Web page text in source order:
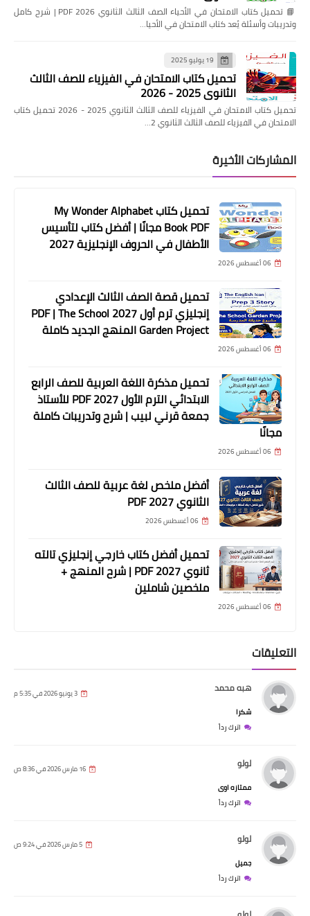
📘 تحميل كتاب الامتحان في الأحياء الصف الثالث الثانوي 2026 PDF | شرح كامل
وتدريبات وأسئلة يُعد كتاب الامتحان في الأحيا…
19 يوليو 2025
تحميل كتاب الامتحان في الفيزياء للصف الثالث
الثانوي 2025 - 2026
تحميل كتاب الامتحان في الفيزياء للصف الثالث الثانوي 2025 - 2026 تحميل كتاب
الامتحان في الفيزياء للصف الثالث الثانوي 2…
المشاركات الأخيرة
تحميل كتاب My Wonder Alphabet
Book PDF مجانًا | أفضل كتاب لتأسيس
الأطفال في الحروف الإنجليزية 2027
06 أغسطس 2026
تحميل قصة الصف الثالث الإعدادي
إنجليزي ترم أول 2027 PDF | The School
Garden Project المنهج الجديد كاملة
06 أغسطس 2026
تحميل مذكرة اللغة العربية للصف الرابع
الابتدائي الترم الأول 2027 PDF للأستاذ
جمعة قرني لبيب | شرح وتدريبات كاملة
مجانًا
06 أغسطس 2026
أفضل ملخص لغة عربية للصف الثالث
الثانوي 2027 PDF
06 أغسطس 2026
تحميل أفضل كتاب خارجي إنجليزي تالته
ثانوي 2027 PDF | شرح المنهج +
ملخصين شاملين
06 أغسطس 2026
التعليقات
هبه محمد 3 يونيو 2026 في 5:35 م
شكرا
اترك رداً
لولو 16 مارس 2026 في 8:36 ص
ممتازه اوى
اترك رداً
لولو 5 مارس 2026 في 9:24 ص
جميل
اترك رداً